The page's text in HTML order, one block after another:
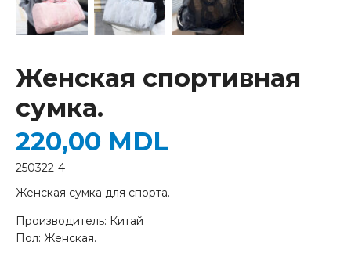
Женская спортивная
сумка.
Женская сумка для спорта.
Производитель: Китай
Пол: Женская.
220,00 MDL
250322-4